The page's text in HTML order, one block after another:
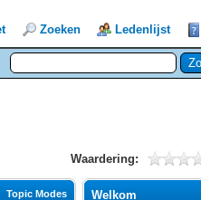
Zoeken Ledenlijst
Waardering:
Topic Modes Welkom